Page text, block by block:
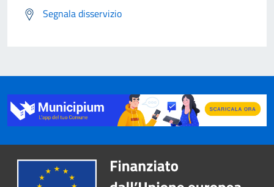
Segnala disservizio